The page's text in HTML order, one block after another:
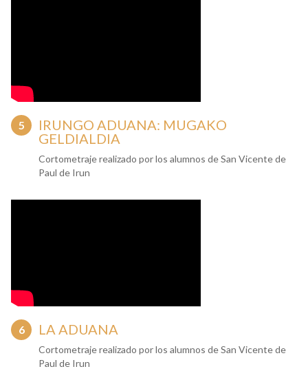
IRUNGO ADUANA: MUGAKO
GELDIALDIA
Cortometraje realizado por los alumnos de San Vicente de
Paul de Irun
LA ADUANA
Cortometraje realizado por los alumnos de San Vicente de
Paul de Irun